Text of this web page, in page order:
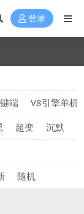
登录
端
V8引擎单机
超变 沉默
随机